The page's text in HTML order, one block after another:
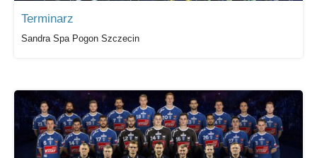
Terminarz
Sandra Spa Pogon Szczecin